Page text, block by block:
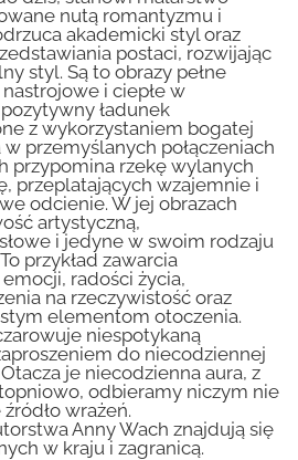
nutą romantyzmu i
akademicki styl oraz
postaci, rozwijając
styl. Są to obrazy pełne
i ciepłe w
ładunek
z wykorzystaniem bogatej
przemyślanych połączeniach
przypomina rzekę wylanych
przeplatających wzajemnie i
odcienie. W jej obrazach
artystyczną,
i jedyne w swoim rodzaju
przykład zawarcia
radości życia,
na rzeczywistość oraz
elementom otoczenia.
niespotykaną
do niecodziennej
je niecodzienna aura, z
odbieramy niczym nie
wrażeń.
Anny Wach znajdują się
w kraju i zagranicą.